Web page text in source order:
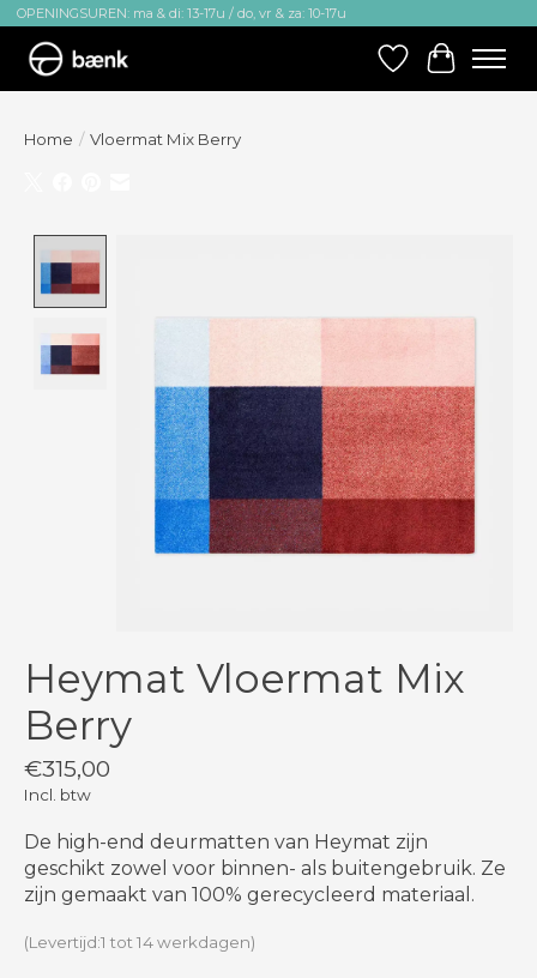
OPENINGSUREN: ma & di: 13-17u / do, vr & za: 10-17u
Verlanglijst
Home / Vloermat Mix Berry
Heymat Vloermat Mix
Berry
€315,00
Incl. btw
De high-end deurmatten van Heymat zijn
geschikt zowel voor binnen- als buitengebruik. Ze
zijn gemaakt van 100% gerecycleerd materiaal.
(Levertijd:1 tot 14 werkdagen)